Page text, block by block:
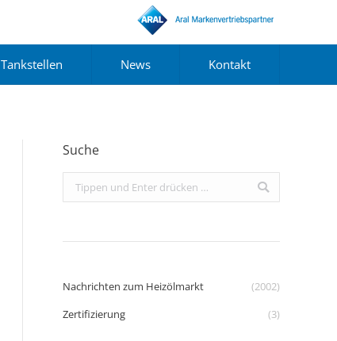
Tankstellen News Kontakt
Suche
Search:
Nachrichten zum Heizölmarkt
(2002)
Zertifizierung
(3)